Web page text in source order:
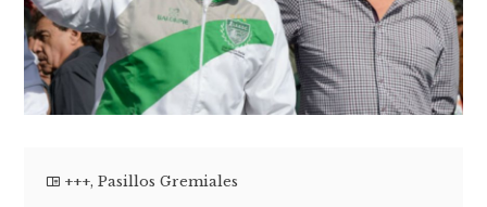
+++,Pasillos Gremiales